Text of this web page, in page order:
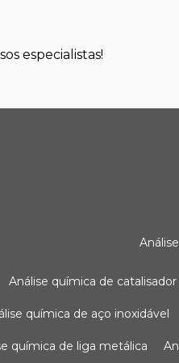
especialistas!
análise química de
química de aço inoxidável
química de liga metálica